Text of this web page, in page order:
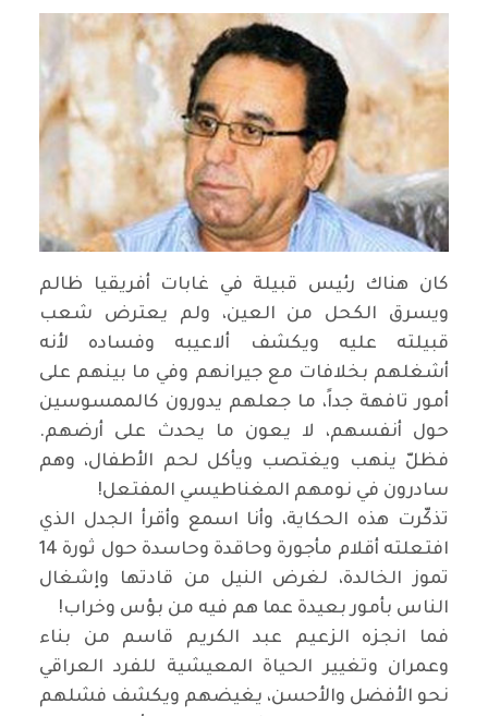
كان هناك رئيس قبيلة في غابات أفريقيا ظالم
ويسرق الكحل من العين، ولم يعترض شعب
قبيلته عليه ويكشف ألاعيبه وفساده لأنه
أشغلهم بخلافات مع جيرانهم وفي ما بينهم على
أمور تافهة جداً، ما جعلهم يدورون كالممسوسين
حول أنفسهم، لا يعون ما يحدث على أرضهم.
فظلّ ينهب ويغتصب ويأكل لحم الأطفال، وهم
سادرون في نومهم المغناطيسي المفتعل!
تذكّرت هذه الحكاية، وأنا اسمع وأقرأ الجدل الذي
افتعلته أقلام مأجورة وحاقدة وحاسدة حول ثورة 14
تموز الخالدة، لغرض النيل من قادتها وإشغال
الناس بأمور بعيدة عما هم فيه من بؤس وخراب!
فما انجزه الزعيم عبد الكريم قاسم من بناء
وعمران وتغيير الحياة المعيشية للفرد العراقي
نحو الأفضل والأحسن، يغيضهم ويكشف فشلهم